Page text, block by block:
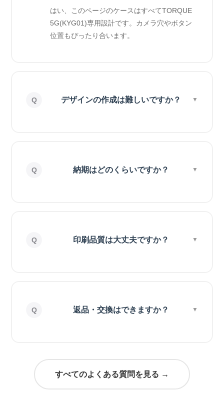
はい、このページのケースはすべてTORQUE
5G(KYG01)専用設計です。カメラ穴やボタン
位置もぴったり合います。
デザインの作成は難しいですか？
納期はどのくらいですか？
印刷品質は大丈夫ですか？
返品・交換はできますか？
すべてのよくある質問を見る →